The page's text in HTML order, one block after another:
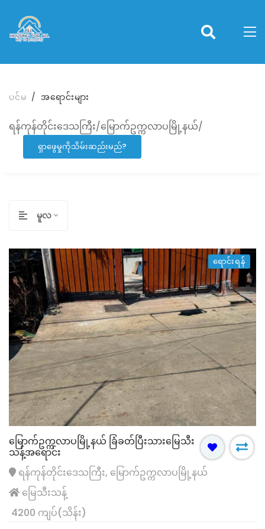
ပင်မ အရောင်းများ
ရန်ကုန်တိုင်းဒေသကြီး/မြောက်ဥက္ကလာပမြို့နယ်/
ရှာဖွေမှုကိုသိမ်းဆည်းမည်?
မူလ
ရောင်းရန်
မြောက်ဥက္ကလာပမြို့နယ် ခြံခတ်ပြီးသားမြေသီး
သန့်အရောင်း
ရန်ကုန်တိုင်းဒေသကြီး, မြောက်ဥက္ကလာပမြို့နယ်
မြေသီးသန့်
4200 ကျပ်(သိန်း)